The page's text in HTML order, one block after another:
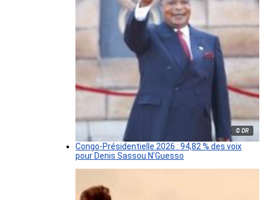
© DR
Congo-Présidentielle 2026 : 94,82 % des voix
pour Denis Sassou N’Guesso